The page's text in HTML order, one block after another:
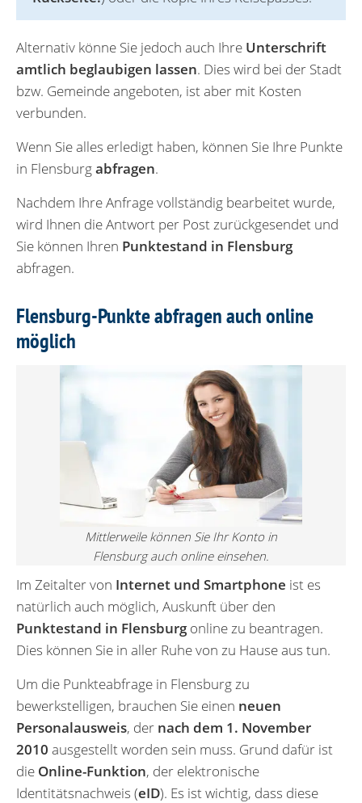
Alternativ könne Sie jedoch auch Ihre Unterschrift
amtlich beglaubigen lassen. Dies wird bei der Stadt
bzw. Gemeinde angeboten, ist aber mit Kosten
verbunden.
Wenn Sie alles erledigt haben, können Sie Ihre Punkte
in Flensburgabfragen.
Nachdem Ihre Anfrage vollständig bearbeitet wurde,
wird Ihnen die Antwort per Post zurückgesendet und
Sie können Ihren Punktestand in Flensburg
abfragen.
Flensburg-Punkte abfragen auch online
möglich
Mittlerweile können Sie Ihr Konto in
Flensburg auch online einsehen.
Im Zeitalter von Internet und Smartphone ist es
natürlich auch möglich, Auskunft über den
Punktestand in Flensburgonline zu beantragen.
Dies können Sie in aller Ruhe von zu Hause aus tun.
Um die Punkteabfrage in Flensburg zu
bewerkstelligen, brauchen Sie einen neuen
Personalausweis, der nach dem 1. November
2010 ausgestellt worden sein muss. Grund dafür ist
die Online-Funktion, der elektronische
Identitätsnachweis (eID). Es ist wichtig, dass diese